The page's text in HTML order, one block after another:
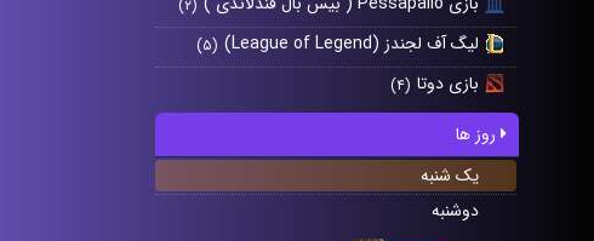
(۲)
لیگ آف لجندز (League of Legend) (۵)
بازی دوتا (۴)
روز ها
یک شنبه
دوشنبه